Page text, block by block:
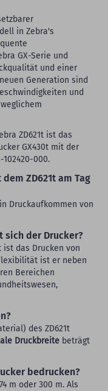
in Zebra's
GX-Serie und
und einer
Generation sind
und
ZD621t ist das
GX430t mit der
102420-000.
ZD621t am Tag
Druckaufkommen von
sich der Drucker?
ist das Drucken von
ist er neben
Bereichen
des ZD621t
Druckbreite beträgt
bedrucken?
m oder 300 m. Als